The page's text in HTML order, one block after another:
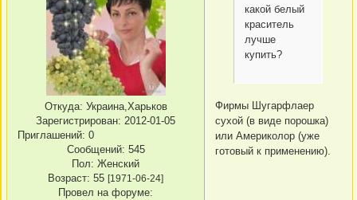
Откуда: Украина,Харьков
Зарегистрирован: 2012-01-05
Приглашений: 0
Сообщений: 545
Пол: Женский
Возраст: 55 [1971-06-24]
Провел на форуме:
какой белый
краситель
лучше
купить?
Фирмы Шугарфлаер
сухой (в виде порошка)
или Америколор (уже
готовый к применению).